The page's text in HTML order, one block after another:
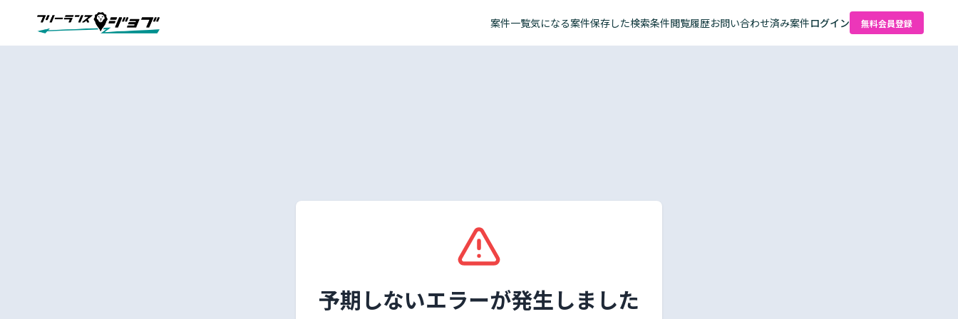
案件一覧気になる案件保存した検索条件閲覧履歴お問い合わせ済み案件ログイン 無料会員登録
予期しないエラーが発生しました